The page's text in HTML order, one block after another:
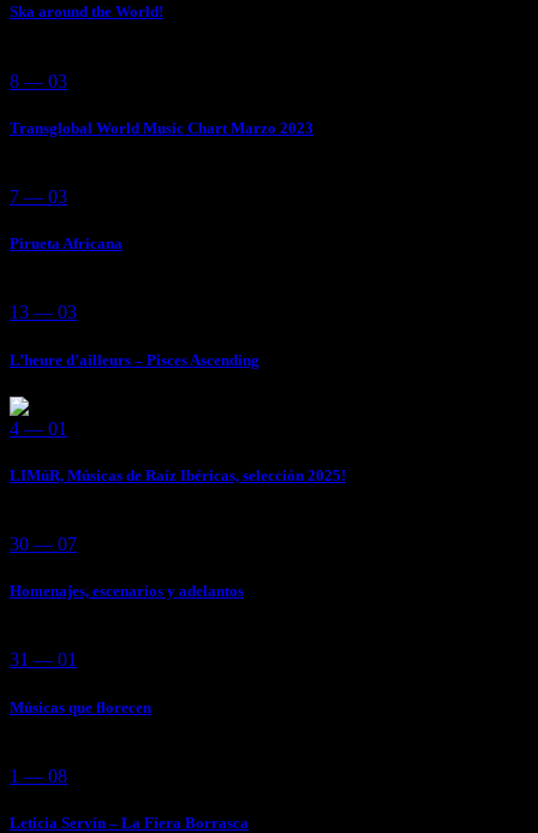
Ska around the World!
8 — 03
Transglobal World Music Chart Marzo 2023
7 — 03
Pirueta Africana
13 — 03
L’heure d’ailleurs – Pisces Ascending
4 — 01
LIMúR, Músicas de Raíz Ibéricas, selección 2025!
30 — 07
Homenajes, escenarios y adelantos
31 — 01
Músicas que florecen
1 — 08
Leticia Servín – La Fiera Borrasca